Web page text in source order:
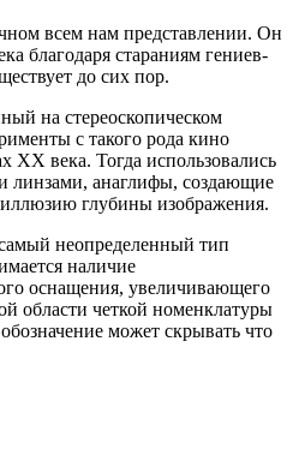
всем нам представлении. Он
благодаря стараниям гениев-
до сих пор.
на стереоскопическом
с такого рода кино
XX века. Тогда использовались
линзами, анаглифы, создающие
глубины изображения.
неопределенный тип
наличие
оснащения, увеличивающего
области четкой номенклатуры
может скрывать что